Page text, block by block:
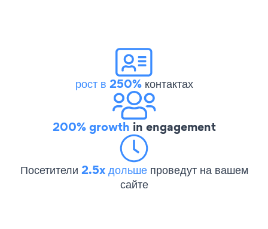
рост в 250%контактах
200% growth in engagement
Посетители 2.5x дольше проведут на вашем
сайте